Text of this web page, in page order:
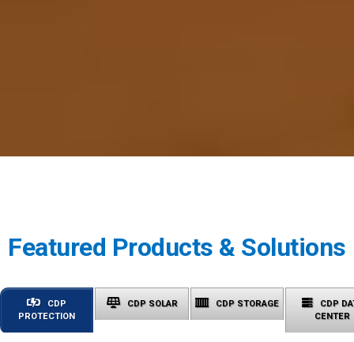
Featured Products & Solutions
CDP
PROTECTION
CDP SOLAR CDP STORAGE
CDP
CENTER